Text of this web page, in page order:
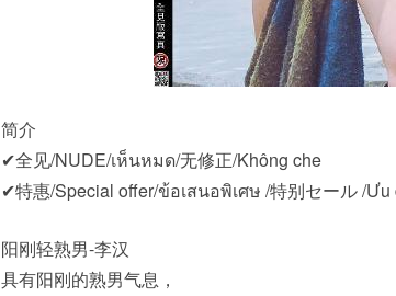
简介
✔全见/NUDE/เห็นหมด/无修正/Không che
✔特惠/Special offer/ข้อเสนอพิเศษ /特别セール /Ưu
阳刚轻熟男-李汉
具有阳刚的熟男气息，